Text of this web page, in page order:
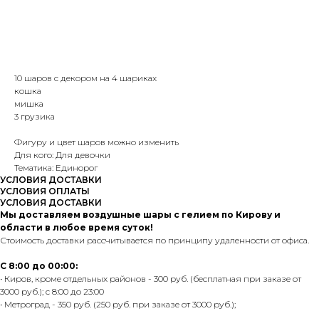
10 шаров с декором на 4 шариках
кошка
мишка
3 грузика
Фигуру и цвет шаров можно изменить
Для кого: Для девочки
Тематика: Единорог
УСЛОВИЯ ДОСТАВКИ
УСЛОВИЯ ОПЛАТЫ
УСЛОВИЯ ДОСТАВКИ
Мы доставляем воздушные шары с гелием по Кирову и
области в любое время суток!
Стоимость доставки рассчитывается по принципу удаленности от офиса.
С 8:00 до 00:00:
• Киров, кроме отдельных районов - 300 руб. (бесплатная при заказе от
3000 руб.); с 8:00 до 23:00
• Метроград - 350 руб. (250 руб. при заказе от 3000 руб.);